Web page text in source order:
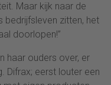
Maar kijk naar de
bedrijfsleven zitten, het
doorlopen!”
haar ouders over, er
Difrax; eerst louter een